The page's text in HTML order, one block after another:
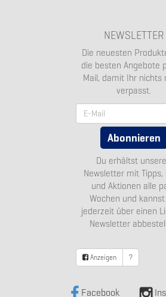
NEWSLETTER
Die neuesten
die besten Angebote
Mail, damit Ihr nichts
verpasst.
Abonnieren
Du erhältst
Newsletter mit Tipps,
und Aktionen alle
Wochen und
jederzeit über einen
Newsletter
Anzeigen ?
Facebook